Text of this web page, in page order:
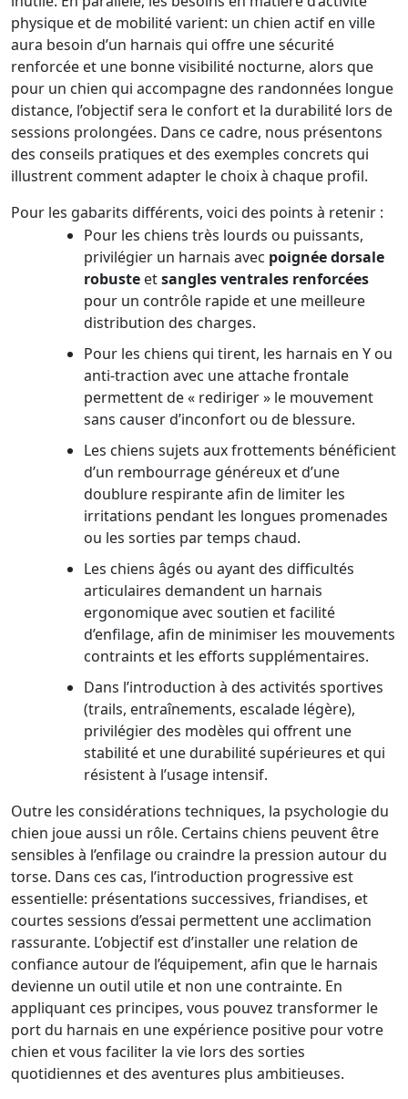
physique et de mobilité varient: un chien actif en ville
aura besoin d’un harnais qui offre une sécurité
renforcée et une bonne visibilité nocturne, alors que
pour un chien qui accompagne des randonnées longue
distance, l’objectif sera le confort et la durabilité lors de
sessions prolongées. Dans ce cadre, nous présentons
des conseils pratiques et des exemples concrets qui
illustrent comment adapter le choix à chaque profil.
Pour les gabarits différents, voici des points à retenir :
Pour les chiens très lourds ou puissants,
privilégier un harnais avec poignée dorsale
robuste etsangles ventrales renforcées
pour un contrôle rapide et une meilleure
distribution des charges.
Pour les chiens qui tirent, les harnais en Y ou
anti-traction avec une attache frontale
permettent de « rediriger » le mouvement
sans causer d’inconfort ou de blessure.
Les chiens sujets aux frottements bénéficient
d’un rembourrage généreux et d’une
doublure respirante afin de limiter les
irritations pendant les longues promenades
ou les sorties par temps chaud.
Les chiens âgés ou ayant des difficultés
articulaires demandent un harnais
ergonomique avec soutien et facilité
d’enfilage, afin de minimiser les mouvements
contraints et les efforts supplémentaires.
Dans l’introduction à des activités sportives
(trails, entraînements, escalade légère),
privilégier des modèles qui offrent une
stabilité et une durabilité supérieures et qui
résistent à l’usage intensif.
Outre les considérations techniques, la psychologie du
chien joue aussi un rôle. Certains chiens peuvent être
sensibles à l’enfilage ou craindre la pression autour du
torse. Dans ces cas, l’introduction progressive est
essentielle: présentations successives, friandises, et
courtes sessions d’essai permettent une acclimation
rassurante. L’objectif est d’installer une relation de
confiance autour de l’équipement, afin que le harnais
devienne un outil utile et non une contrainte. En
appliquant ces principes, vous pouvez transformer le
port du harnais en une expérience positive pour votre
chien et vous faciliter la vie lors des sorties
quotidiennes et des aventures plus ambitieuses.